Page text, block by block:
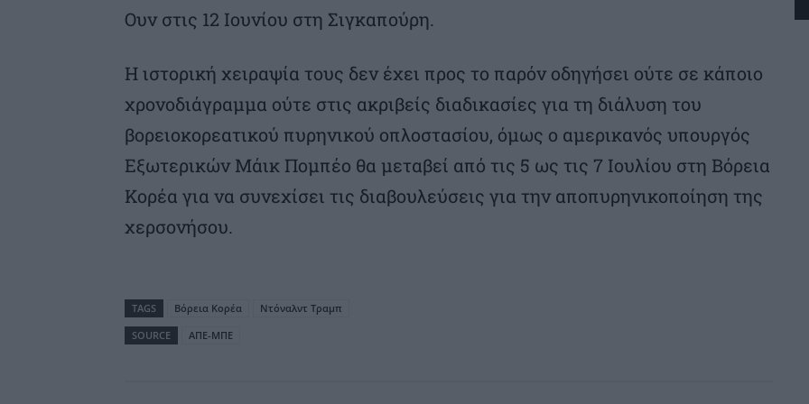
Ουν στις 12 Ιουνίου στη Σιγκαπούρη.
Η ιστορική χειραψία τους δεν έχει προς το παρόν οδηγήσει ούτε σε κάποιο
χρονοδιάγραμμα ούτε στις ακριβείς διαδικασίες για τη διάλυση του
βορειοκορεατικού πυρηνικού οπλοστασίου, όμως ο αμερικανός υπουργός
Εξωτερικών Μάικ Πομπέο θα μεταβεί από τις 5 ως τις 7 Ιουλίου στη Βόρεια
Κορέα για να συνεχίσει τις διαβουλεύσεις για την αποπυρηνικοποίηση της
χερσονήσου.
TAGS Βόρεια Κορέα
Ντόναλντ Τραμπ
SOURCE
ΑΠΕ-ΜΠΕ